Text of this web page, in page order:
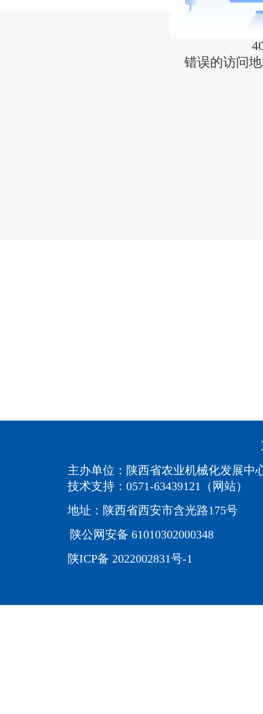
错误的访问
主办单位：陕西省农业机械化发展中
技术支持：0571-63439121（网站）
地址：陕西省西安市含光路175号
陕公网安备 61010302000348
陕ICP备 2022002831号-1